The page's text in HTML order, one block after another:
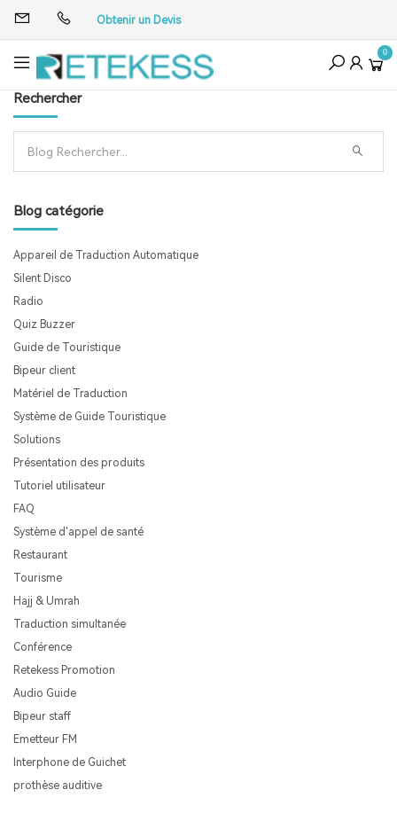
Obtenir un Devis
0
Rechercher
Blog catégorie
Appareil de Traduction Automatique
Silent Disco
Radio
Quiz Buzzer
Guide de Touristique
Bipeur client
Matériel de Traduction
Système de Guide Touristique
Solutions
Présentation des produits
Tutoriel utilisateur
FAQ
Système d'appel de santé
Restaurant
Tourisme
Hajj & Umrah
Traduction simultanée
Conférence
Retekess Promotion
Audio Guide
Bipeur staff
Emetteur FM
Interphone de Guichet
prothèse auditive